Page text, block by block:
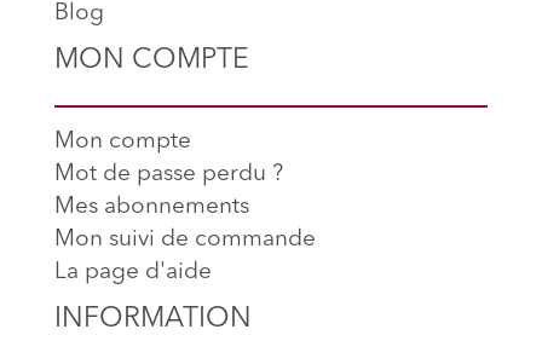
Blog
MON COMPTE
Mon compte
Mot de passe perdu ?
Mes abonnements
Mon suivi de commande
La page d'aide
INFORMATION